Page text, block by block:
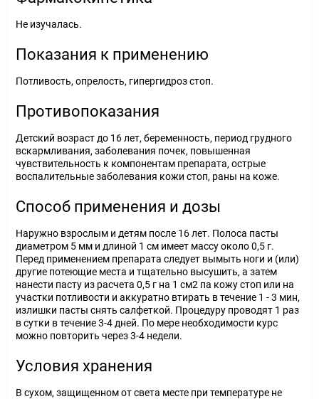
Не изучалась.
Показания к применению
Потливость, опрелость, гипергидроз стоп.
Противопоказания
Детский возраст до 16 лет, беременность, период грудного
вскармливания, заболевания почек, повышенная
чувствительность к компонентам препарата, острые
воспалительные заболевания кожи стоп, раны на коже.
Способ применения и дозы
Наружно взрослым и детям после 16 лет. Полоса пасты
диаметром 5 мм и длиной 1 см имеет массу около 0,5 г.
Перед применением препарата следует вымыть ноги и (или)
другие потеющие места и тщательно высушить, а затем
нанести пасту из расчета 0,5 г на 1 см2 па кожу стоп или на
участки потливости и аккуратно втирать в течение 1 - 3 мин,
излишки пасты снять салфеткой. Процедуру проводят 1 раз
в сутки в течение 3-4 дней. По мере необходимости курс
можно повторить через 3-4 недели.
Условия хранения
В сухом, защищенном от света месте при температуре не